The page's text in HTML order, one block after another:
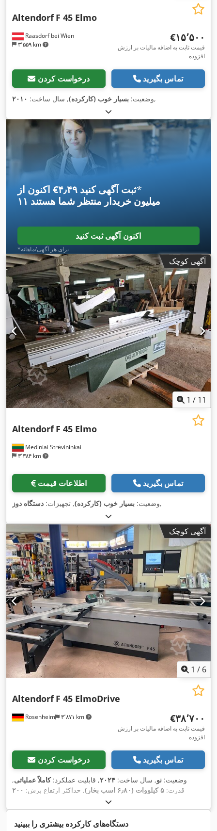
Raasdorf bei Wien
۳٬۵۵۹ km
Altendorf F 45 Elmo
‎€۱۵٬۵۰۰
قیمت ثابت به اضافه مالیات بر ارزش
افزوده
درخواست کردن تماس بگیرید
وضعیت: بسیار خوب (کارکرده), سال ساخت: ۲۰۱۰ ,
اکنون از ‎€۴٫۴۹ ثبت آگهی کنید*
۱۱ میلیون خریدار منتظر شما هستند
اکنون آگهی ثبت کنید
*برای هر آگهی/ماهانه
آگهی کوچک
1 / 11
Mediniai Strėvininkai
۳٬۳۸۴ km
Altendorf F 45 Elmo
اطلاعات قیمت تماس بگیرید
وضعیت: بسیار خوب (کارکرده), تجهیزات: دستگاه دوز ,
آگهی کوچک
1 / 6
Rosenheim ۳٬۸۷۱ km
Altendorf F 45 ElmoDrive
‎€۳۸٬۷۰۰
قیمت ثابت به اضافه مالیات بر ارزش
افزوده
درخواست کردن تماس بگیرید
وضعیت: نو, سال ساخت: ۲۰۲۴, قابلیت عملکرد:کاملاً عملیاتی,
قدرت: ۵ کیلووات (۶٫۸۰ اسب بخار) , حداکثر ارتفاع برش: ۲۰۰
, حداکثر عرض برش:۱٬۳۰۰ میلی‌متر
میلی‌متر, حداکثر طول برش:۳٬۲۰۰ میلی‌متر
, عرض برش در گاید
, طول میز متحرک:۳٬۲۰۰ میلی‌متر
دستگاه‌های کارکرده بیشتری را ببینید